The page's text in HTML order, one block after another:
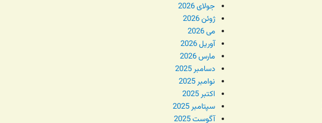
جولای 2026
ژوئن 2026
می 2026
آوریل 2026
مارس 2026
دسامبر 2025
نوامبر 2025
اکتبر 2025
سپتامبر 2025
آگوست 2025